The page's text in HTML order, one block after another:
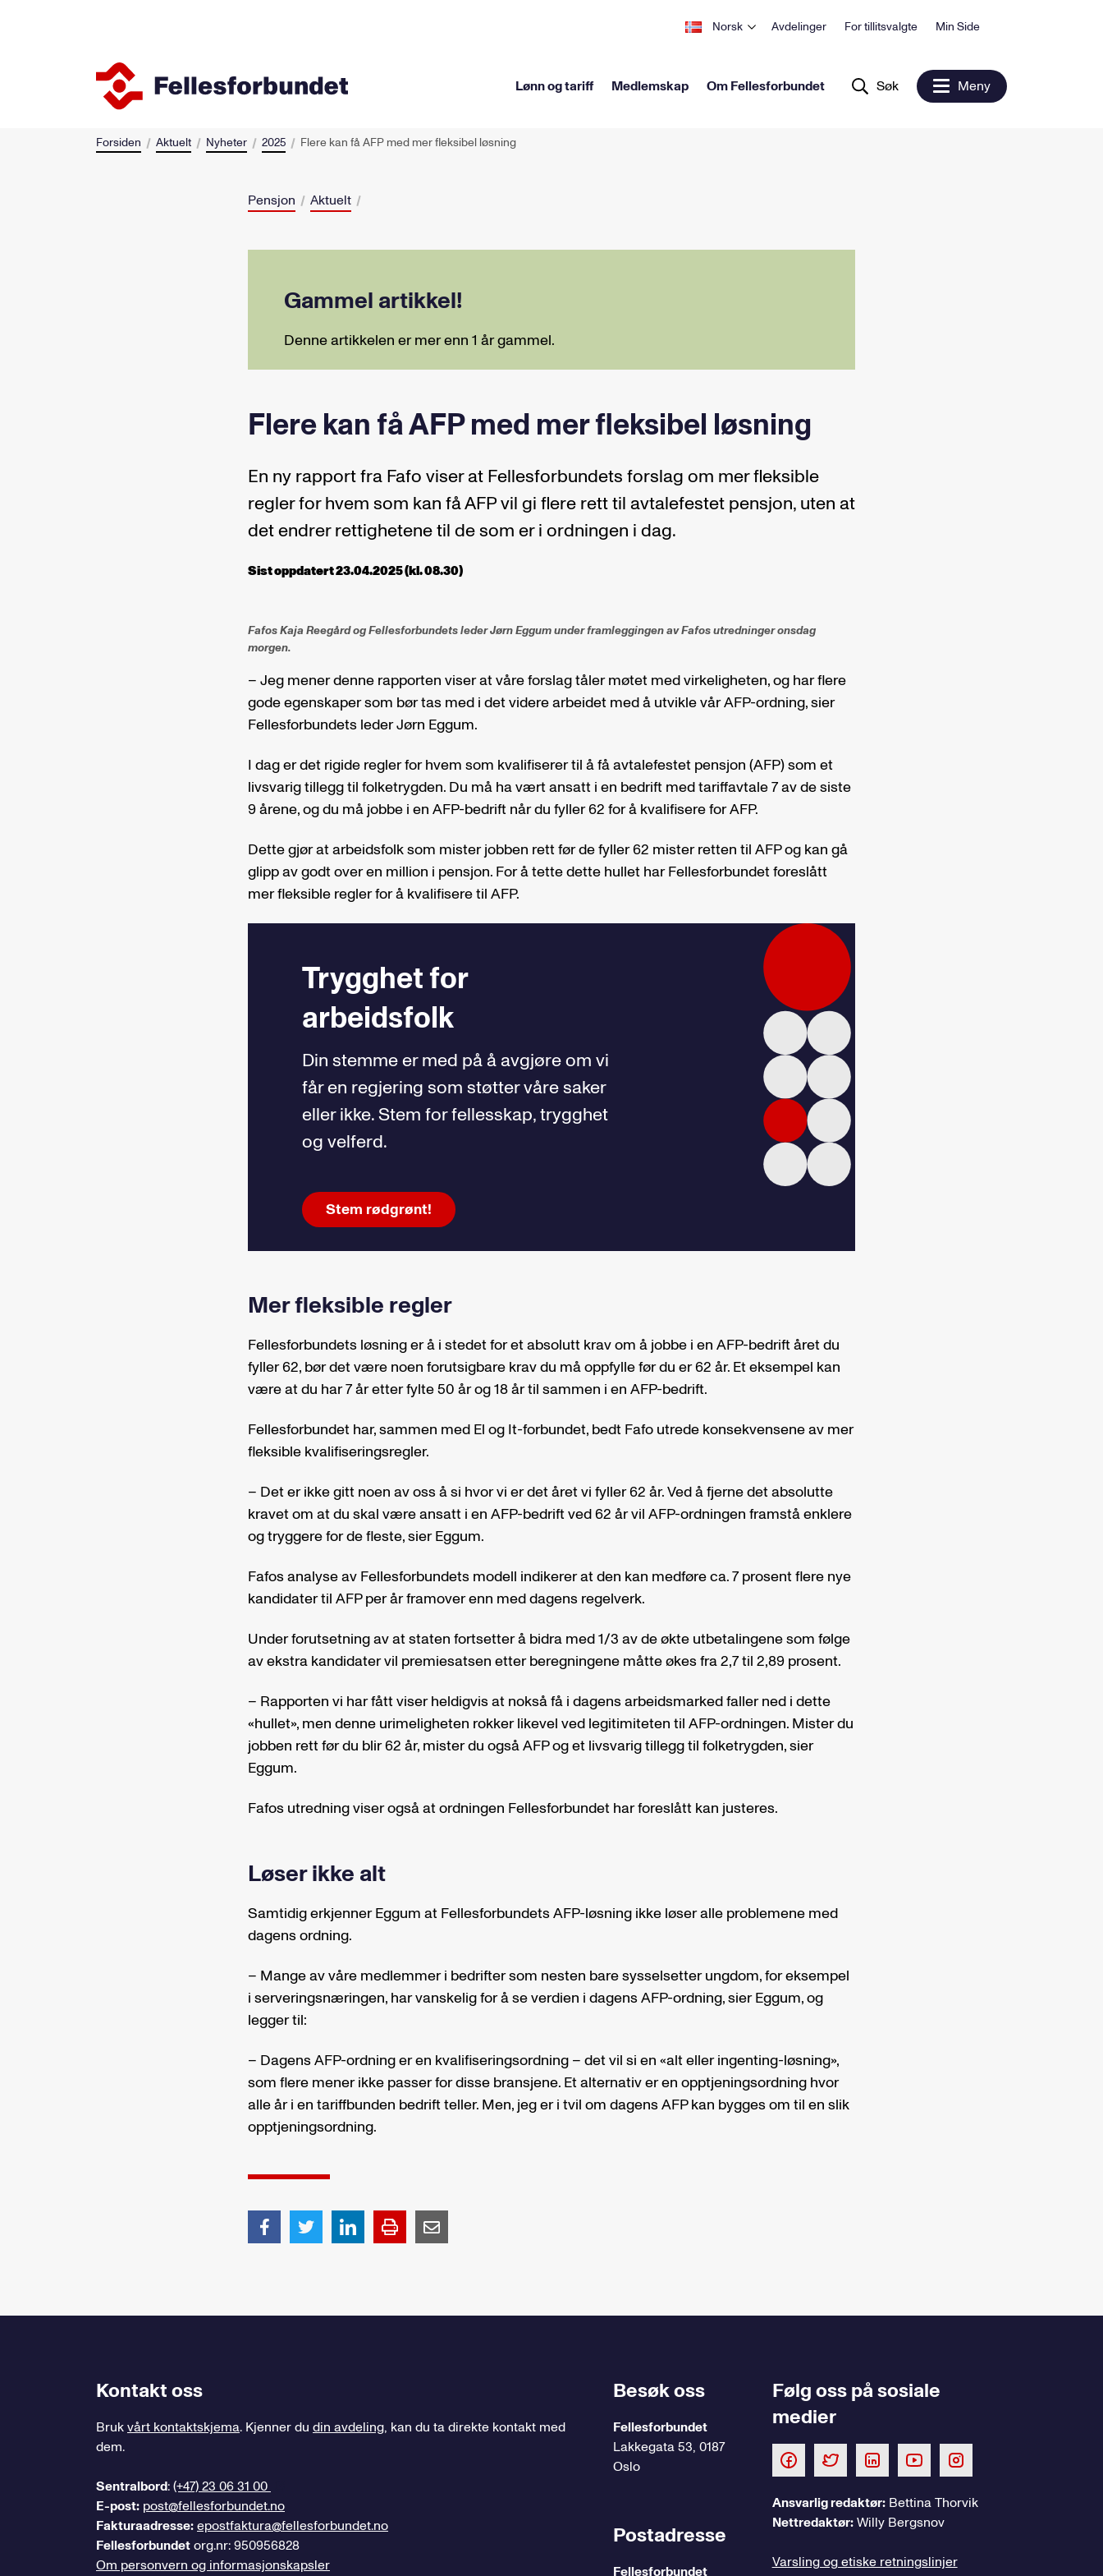
Norsk Avdelinger For tillitsvalgte Min Side
Lønn og tariff Medlemskap Om Fellesforbundet Søk Meny
Forsiden Aktuelt Nyheter 2025 Flere kan få AFP med mer fleksibel løsning
Pensjon Aktuelt
Gammel artikkel!
Denne artikkelen er mer enn 1 år gammel.
Flere kan få AFP med mer fleksibel løsning
En ny rapport fra Fafo viser at Fellesforbundets forslag om mer fleksible
regler for hvem som kan få AFP vil gi flere rett til avtalefestet pensjon, uten at
det endrer rettighetene til de som er i ordningen i dag.
Sist oppdatert 23.04.2025 (kl. 08.30)
Fafos Kaja Reegård og Fellesforbundets leder Jørn Eggum under framleggingen av Fafos utredninger onsdag
morgen.
– Jeg mener denne rapporten viser at våre forslag tåler møtet med virkeligheten, og har flere
gode egenskaper som bør tas med i det videre arbeidet med å utvikle vår AFP-ordning, sier
Fellesforbundets leder Jørn Eggum.
I dag er det rigide regler for hvem som kvalifiserer til å få avtalefestet pensjon (AFP) som et
livsvarig tillegg til folketrygden. Du må ha vært ansatt i en bedrift med tariffavtale 7 av de siste
9 årene, og du må jobbe i en AFP-bedrift når du fyller 62 for å kvalifisere for AFP.
Dette gjør at arbeidsfolk som mister jobben rett før de fyller 62 mister retten til AFP og kan gå
glipp av godt over en million i pensjon. For å tette dette hullet har Fellesforbundet foreslått
mer fleksible regler for å kvalifisere til AFP.
Trygghet for
arbeidsfolk
Din stemme er med på å avgjøre om vi
får en regjering som støtter våre saker
eller ikke. Stem for fellesskap, trygghet
og velferd.
Stem rødgrønt!
Mer fleksible regler
Fellesforbundets løsning er å i stedet for et absolutt krav om å jobbe i en AFP-bedrift året du
fyller 62, bør det være noen forutsigbare krav du må oppfylle før du er 62 år. Et eksempel kan
være at du har 7 år etter fylte 50 år og 18 år til sammen i en AFP-bedrift.
Fellesforbundet har, sammen med El og It-forbundet, bedt Fafo utrede konsekvensene av mer
fleksible kvalifiseringsregler.
– Det er ikke gitt noen av oss å si hvor vi er det året vi fyller 62 år. Ved å fjerne det absolutte
kravet om at du skal være ansatt i en AFP-bedrift ved 62 år vil AFP-ordningen framstå enklere
og tryggere for de fleste, sier Eggum.
Fafos analyse av Fellesforbundets modell indikerer at den kan medføre ca. 7 prosent flere nye
kandidater til AFP per år framover enn med dagens regelverk.
Under forutsetning av at staten fortsetter å bidra med 1/3 av de økte utbetalingene som følge
av ekstra kandidater vil premiesatsen etter beregningene måtte økes fra 2,7 til 2,89 prosent.
– Rapporten vi har fått viser heldigvis at nokså få i dagens arbeidsmarked faller ned i dette
«hullet», men denne urimeligheten rokker likevel ved legitimiteten til AFP-ordningen. Mister du
jobben rett før du blir 62 år, mister du også AFP og et livsvarig tillegg til folketrygden, sier
Eggum.
Fafos utredning viser også at ordningen Fellesforbundet har foreslått kan justeres.
Løser ikke alt
Samtidig erkjenner Eggum at Fellesforbundets AFP-løsning ikke løser alle problemene med
dagens ordning.
– Mange av våre medlemmer i bedrifter som nesten bare sysselsetter ungdom, for eksempel
i serveringsnæringen, har vanskelig for å se verdien i dagens AFP-ordning, sier Eggum, og
legger til:
– Dagens AFP-ordning er en kvalifiseringsordning – det vil si en «alt eller ingenting-løsning»,
som flere mener ikke passer for disse bransjene. Et alternativ er en opptjeningsordning hvor
alle år i en tariffbunden bedrift teller. Men, jeg er i tvil om dagens AFP kan bygges om til en slik
opptjeningsordning.
Kontakt oss
Brukvårt kontaktskjema. Kjenner du din avdeling, kan du ta direkte kontakt med
dem.
Sentralbord:(+47) 23 06 31 00
E-post: post@fellesforbundet.no
Fakturaadresse:epostfaktura@fellesforbundet.no
Fellesforbundetorg.nr: 950956828
Om personvern og informasjonskapsler
Besøk oss
Fellesforbundet
Lakkegata 53, 0187
Oslo
Postadresse
Fellesforbundet
Følg oss på sosiale
medier
Ansvarlig redaktør:Bettina Thorvik
Nettredaktør:Willy Bergsnov
Varsling og etiske retningslinjer